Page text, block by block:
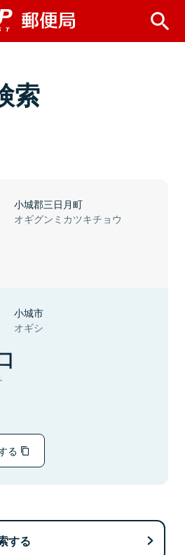
索
小城郡三日月町
オギグンミカツキチョウ
小城市
オギシ
る
する